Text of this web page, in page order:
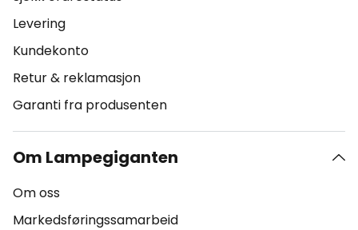
Levering
Kundekonto
Retur & reklamasjon
Garanti fra produsenten
Om Lampegiganten
Om oss
Markedsføringssamarbeid